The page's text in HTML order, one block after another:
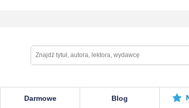
Darmowe Blog